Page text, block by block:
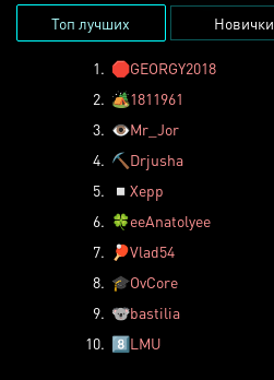
Топ лучших Новички
1. 🛑GEORGY2018
2. 🏕️1811961
3. 👁️Mr_Jor
4. ⛏️ Drjusha
5.
◽ Xepp
6. 🍀eeAnatolyee
7.
🏓Vlad54
8. 🎓OvCore
9. 🐨bastilia
10. 8️⃣LMU